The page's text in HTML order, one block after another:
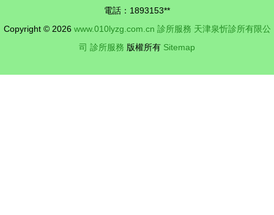
電話：1893153**
Copyright © 2026 www.010lyzg.com.cn 診所服務 天津泉忻診所有限公
司 診所服務 版權所有 Sitemap